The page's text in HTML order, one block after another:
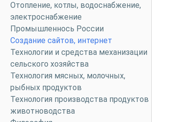
Отопление, котлы, водоснабжение,
электроснабжение
Промышленнось России
Создание сайтов, интернет
Технологии и средства механизации
сельского хозяйства
Технология мясных, молочных,
рыбных продуктов
Технология производства продуктов
животноводства